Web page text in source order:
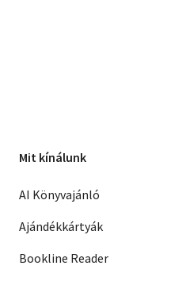
Mit kínálunk
AI Könyvajánló
Ajándékkártyák
Bookline Reader